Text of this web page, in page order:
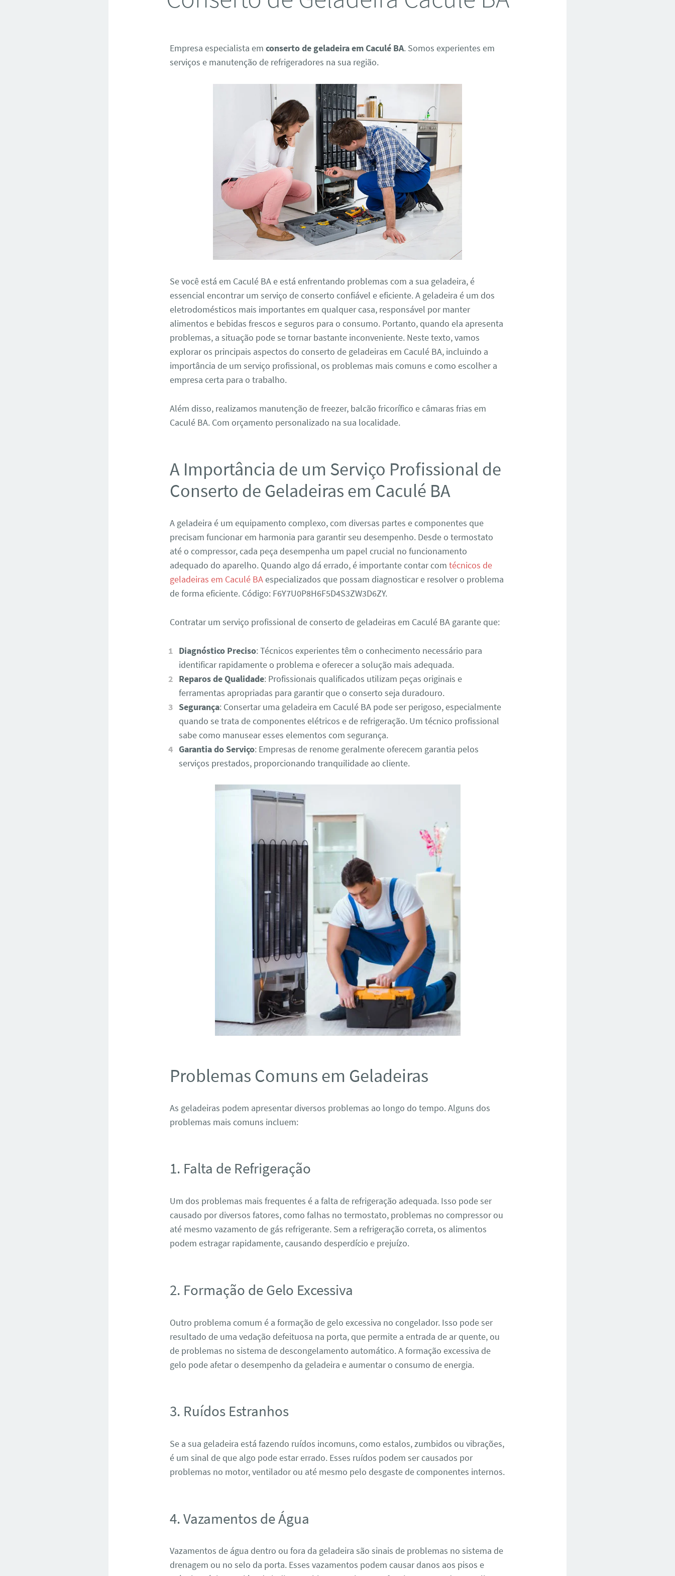
Empresa especialista emconserto de geladeira em Caculé BA. Somos experientes em
serviços e manutenção de refrigeradores na sua região.
Se você está em Caculé BA e está enfrentando problemas com a sua geladeira, é
essencial encontrar um serviço de conserto confiável e eficiente. A geladeira é um dos
eletrodomésticos mais importantes em qualquer casa, responsável por manter
alimentos e bebidas frescos e seguros para o consumo. Portanto, quando ela apresenta
problemas, a situação pode se tornar bastante inconveniente. Neste texto, vamos
explorar os principais aspectos do conserto de geladeiras em Caculé BA, incluindo a
importância de um serviço profissional, os problemas mais comuns e como escolher a
empresa certa para o trabalho.
Além disso, realizamos manutenção de freezer, balcão fricorífico e câmaras frias em
Caculé BA. Com orçamento personalizado na sua localidade.
A Importância de um Serviço Profissional de
Conserto de Geladeiras em Caculé BA
A geladeira é um equipamento complexo, com diversas partes e componentes que
precisam funcionar em harmonia para garantir seu desempenho. Desde o termostato
até o compressor, cada peça desempenha um papel crucial no funcionamento
adequado do aparelho. Quando algo dá errado, é importante contar comtécnicos de
geladeiras em Caculé BAespecializados que possam diagnosticar e resolver o problema
de forma eficiente. Código: F6Y7U0P8H6F5D4S3ZW3D6ZY.
Contratar um serviço profissional de conserto de geladeiras em Caculé BA garante que:
Diagnóstico Preciso: Técnicos experientes têm o conhecimento necessário para
identificar rapidamente o problema e oferecer a solução mais adequada.
Reparos de Qualidade: Profissionais qualificados utilizam peças originais e
ferramentas apropriadas para garantir que o conserto seja duradouro.
Segurança: Consertar uma geladeira em Caculé BA pode ser perigoso, especialmente
quando se trata de componentes elétricos e de refrigeração. Um técnico profissional
sabe como manusear esses elementos com segurança.
Garantia do Serviço: Empresas de renome geralmente oferecem garantia pelos
serviços prestados, proporcionando tranquilidade ao cliente.
Problemas Comuns em Geladeiras
As geladeiras podem apresentar diversos problemas ao longo do tempo. Alguns dos
problemas mais comuns incluem:
1. Falta de Refrigeração
Um dos problemas mais frequentes é a falta de refrigeração adequada. Isso pode ser
causado por diversos fatores, como falhas no termostato, problemas no compressor ou
até mesmo vazamento de gás refrigerante. Sem a refrigeração correta, os alimentos
podem estragar rapidamente, causando desperdício e prejuízo.
2. Formação de Gelo Excessiva
Outro problema comum é a formação de gelo excessiva no congelador. Isso pode ser
resultado de uma vedação defeituosa na porta, que permite a entrada de ar quente, ou
de problemas no sistema de descongelamento automático. A formação excessiva de
gelo pode afetar o desempenho da geladeira e aumentar o consumo de energia.
3. Ruídos Estranhos
Se a sua geladeira está fazendo ruídos incomuns, como estalos, zumbidos ou vibrações,
é um sinal de que algo pode estar errado. Esses ruídos podem ser causados por
problemas no motor, ventilador ou até mesmo pelo desgaste de componentes internos.
4. Vazamentos de Água
Vazamentos de água dentro ou fora da geladeira são sinais de problemas no sistema de
drenagem ou no selo da porta. Esses vazamentos podem causar danos aos pisos e